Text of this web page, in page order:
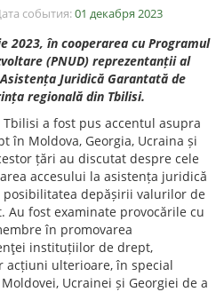
события:01 декабря 2023
2023, în cooperarea cu Programul
(PNUD) reprezentanții al
Juridică Garantată de
regională din Tbilisi.
a fost pus accentul asupra
în Moldova, Georgia, Ucraina și
țări au discutat despre cele
accesului la asistența juridică
depășirii valurilor de
fost examinate provocările cu
în promovarea
instituțiilor de drept,
ulterioare, în special
Ucrainei și Georgiei de a